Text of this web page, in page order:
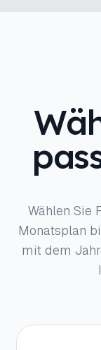
Wählen Sie
Monatsplan
mit dem